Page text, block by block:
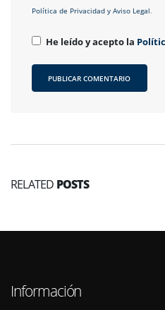
Política de Privacidad y Aviso Legal.
He leído y acepto la
RELATED POSTS
Información